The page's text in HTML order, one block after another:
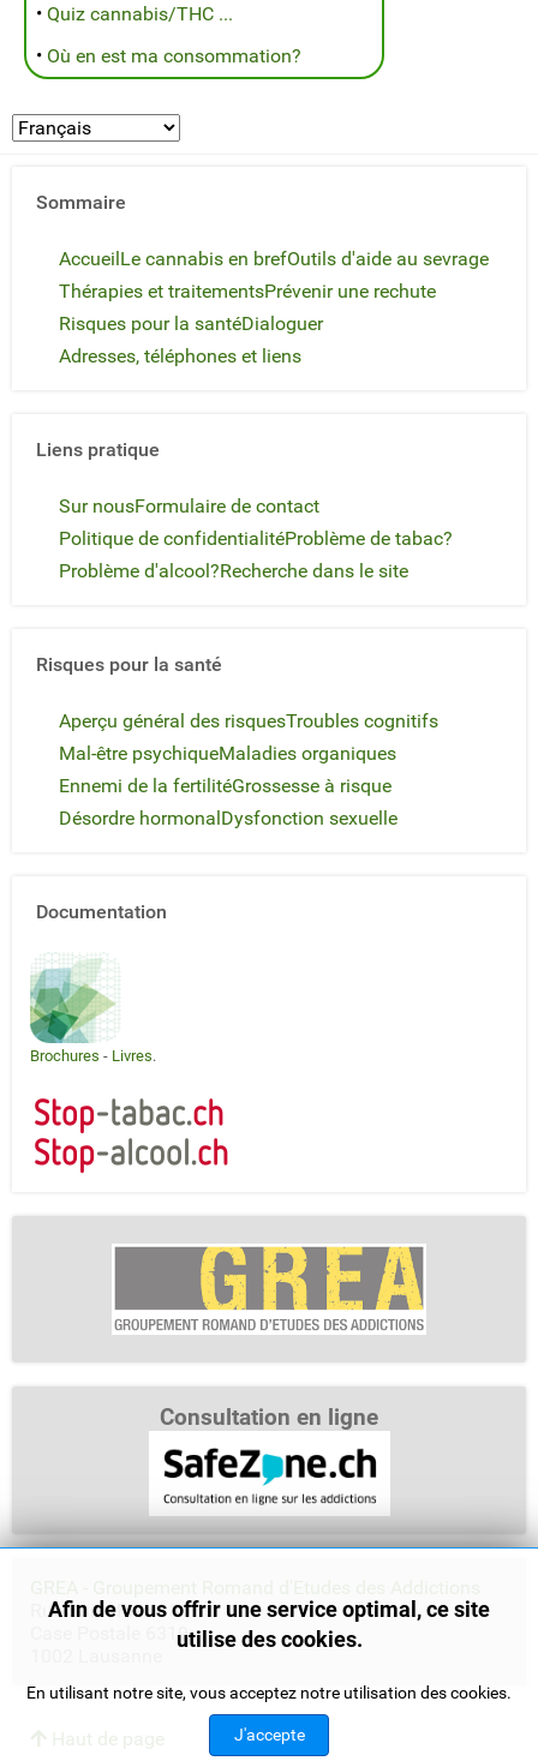
• Quiz cannabis/THC ...
• Où en est ma consommation?
Sommaire
AccueilLe cannabis en brefOutils d'aide au sevrage
Thérapies et traitementsPrévenir une rechute
Risques pour la santéDialoguer
Adresses, téléphones et liens
Liens pratique
Sur nousFormulaire de contact
Politique de confidentialitéProblème de tabac?
Problème d'alcool?Recherche dans le site
Risques pour la santé
Aperçu général des risquesTroubles cognitifs
Mal-être psychiqueMaladies organiques
Ennemi de la fertilitéGrossesse à risque
Désordre hormonalDysfonction sexuelle
Documentation
Brochures - Livres.
Consultation en ligne
Rue Saint-Pierre 3
Case Postale 6319
Haut de page
Afin de vous offrir une service optimal, ce site
utilise des cookies.
En utilisant notre site, vous acceptez notre utilisation des cookies.
J'accepte